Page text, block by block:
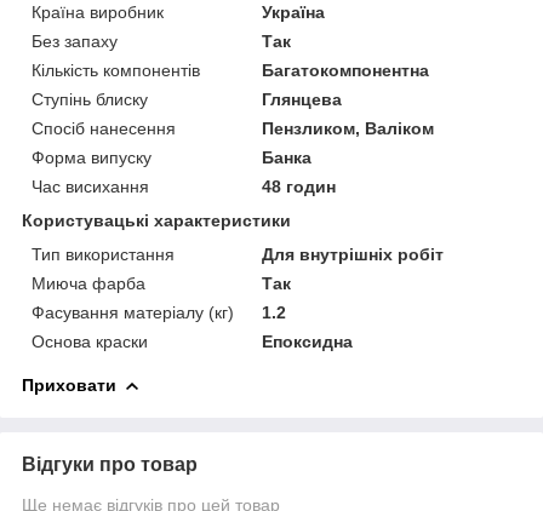
Країна виробник
Україна
Без запаху
Так
Кількість компонентів
Багатокомпонентна
Ступінь блиску
Глянцева
Спосіб нанесення
Пензликом, Валіком
Форма випуску
Банка
Час висихання
48 годин
Користувацькі характеристики
Тип використання
Для внутрішніх робіт
Миюча фарба
Так
Фасування матеріалу (кг)
1.2
Основа краски
Епоксидна
Приховати
Відгуки про товар
Ще немає відгуків про цей товар